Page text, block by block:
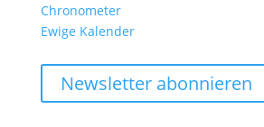
Chronometer
Ewige Kalender
Newsletter abonnieren